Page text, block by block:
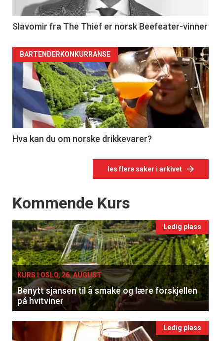
Slavomir fra The Thief er norsk Beefeater-vinner
BARTENDERKONKURRANSE
Hva kan du om norske drikkevarer?
les flere saker i arkivet
Events
Kommende Kurs
Ledig plass
KURS I OSLO, 26. AUGUST
Benytt sjansen til å smake og lære forskjellen
på hvitviner
Ledig plass